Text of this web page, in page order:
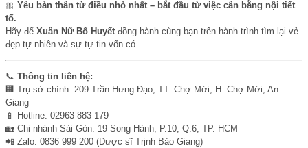
🎀 Yêu bản thân từ điều nhỏ nhất – bắt đầu từ việc cân bằng nội tiết
tố.
Hãy để Xuân Nữ Bổ Huyết đồng hành cùng bạn trên hành trình tìm lại vẻ
đẹp tự nhiên và sự tự tin vốn có.
📞 Thông tin liên hệ:
🏢 Trụ sở chính: 209 Trần Hưng Đạo, TT. Chợ Mới, H. Chợ Mới, An
Giang
📱 Hotline: 02963 883 179
🏡 Chi nhánh Sài Gòn: 19 Song Hành, P.10, Q.6, TP. HCM
📲 Zalo: 0836 999 200 (Dược sĩ Trịnh Bảo Giang)